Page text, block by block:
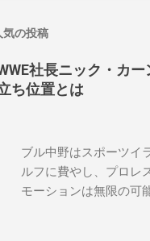
気の投稿
社長ニック・カ
ち位置とは
ブル中野はスポーツイ
ルフに費やし、プロレ
モーションは無限の可
の過去、現在、未来